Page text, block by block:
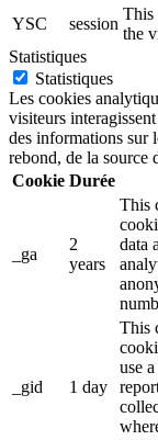
YSC
session
This
the
Statistiques
Statistiques
Les cookies
visiteurs
des informations sur
rebond, de la source
Cookie Durée
_ga
2
years
This
data
_gid 1 day
This
use